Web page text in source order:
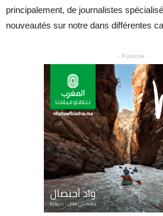
principalement, de journalistes
nouveautés sur notre dans différentes
- Publicité -